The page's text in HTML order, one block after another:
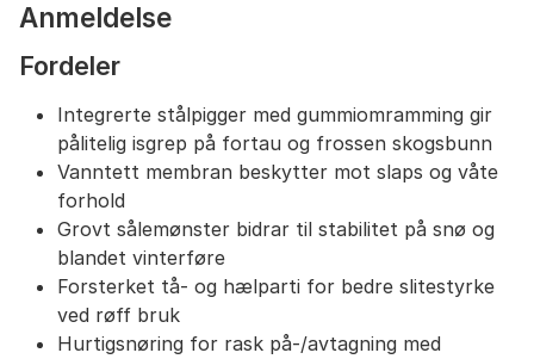
Anmeldelse
Fordeler
Integrerte stålpigger med gummiomramming gir
pålitelig isgrep på fortau og frossen skogsbunn
Vanntett membran beskytter mot slaps og våte
forhold
Grovt sålemønster bidrar til stabilitet på snø og
blandet vinterføre
Forsterket tå- og hælparti for bedre slitestyrke
ved røff bruk
Hurtigsnøring for rask på-/avtagning med